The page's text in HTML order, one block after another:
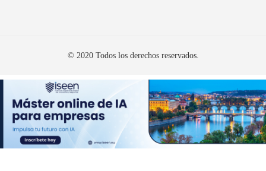
© 2020 Todos los derechos reservados.